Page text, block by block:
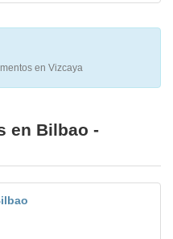
en Vizcaya
en Bilbao -